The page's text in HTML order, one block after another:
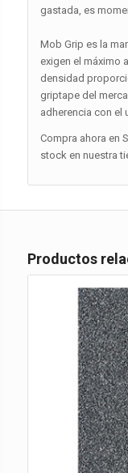
gastada, es
Mob Grip es la
exigen el máximo
densidad
griptape del
adherencia con el
Compra ahora en
stock en nuestra
Productos